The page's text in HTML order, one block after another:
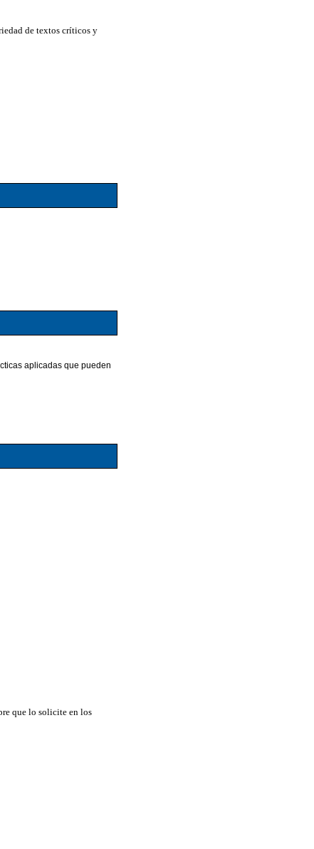
de textos críticos y
aplicadas que pueden
que lo solicite en los